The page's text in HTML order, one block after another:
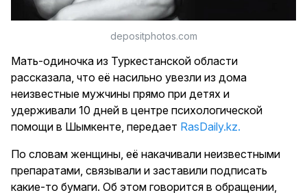
depositphotos.com
Мать-одиночка из Туркестанской области
рассказала, что её насильно увезли из дома
неизвестные мужчины прямо при детях и
удерживали 10 дней в центре психологической
помощи в Шымкенте, передает RasDaily.kz.
По словам женщины, её накачивали неизвестными
препаратами, связывали и заставили подписать
какие-то бумаги. Об этом говорится в обращении,